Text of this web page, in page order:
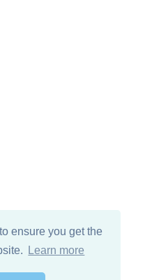
ensure you get the
Learn more